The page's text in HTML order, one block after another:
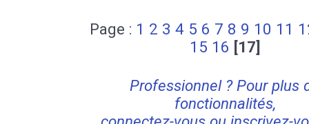
Page : 1 2 3 4 5 6 7 8 9 10 11
15 16 [17]
Professionnel ? Pour plus
fonctionnalités,